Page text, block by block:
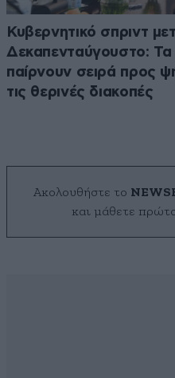
Κυβερνητικό σπριντ
Δεκαπενταύγουστο: Τα
παίρνουν σειρά προς
τις θερινές διακοπές
Ακολουθήστε το
και μάθετε